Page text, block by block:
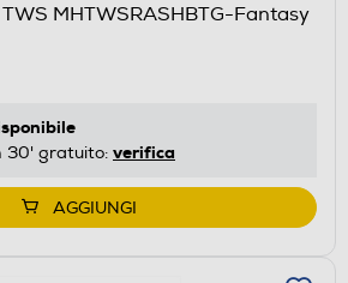
MHTWSRASHBTG-Fantasy
30' gratuito: verifica
AGGIUNGI